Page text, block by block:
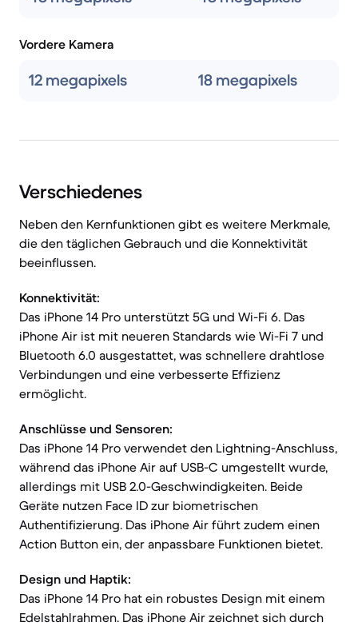
Vordere Kamera
12 megapixels 18 megapixels
Verschiedenes
Neben den Kernfunktionen gibt es weitere Merkmale,
die den täglichen Gebrauch und die Konnektivität
beeinflussen.
Konnektivität:
Das iPhone 14 Pro unterstützt 5G und Wi-Fi 6. Das
iPhone Air ist mit neueren Standards wie Wi-Fi 7 und
Bluetooth 6.0 ausgestattet, was schnellere drahtlose
Verbindungen und eine verbesserte Effizienz
ermöglicht.
Anschlüsse und Sensoren:
Das iPhone 14 Pro verwendet den Lightning-Anschluss,
während das iPhone Air auf USB-C umgestellt wurde,
allerdings mit USB 2.0-Geschwindigkeiten. Beide
Geräte nutzen Face ID zur biometrischen
Authentifizierung. Das iPhone Air führt zudem einen
Action Button ein, der anpassbare Funktionen bietet.
Design und Haptik:
Das iPhone 14 Pro hat ein robustes Design mit einem
Edelstahlrahmen. Das iPhone Air zeichnet sich durch